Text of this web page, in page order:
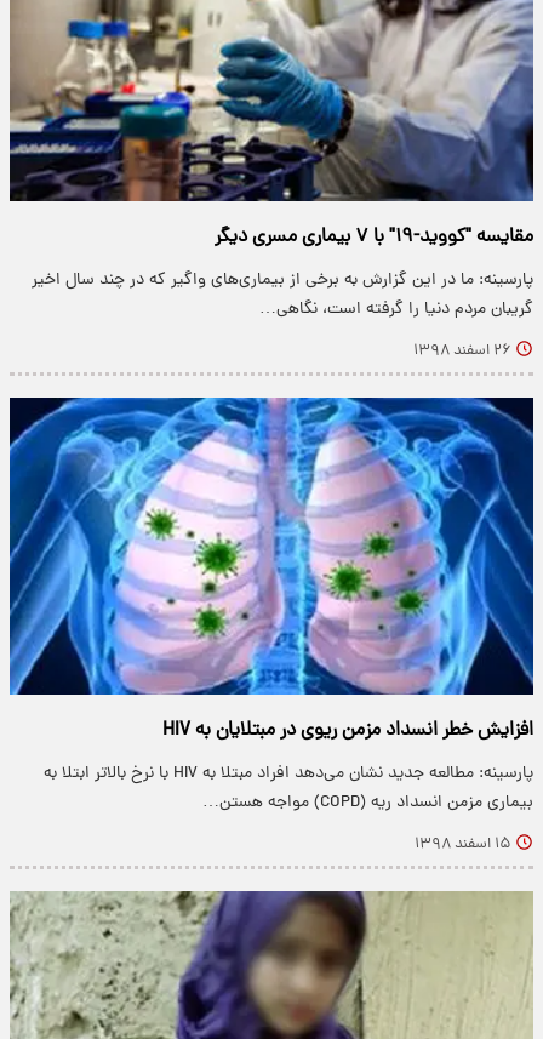
مقایسه "کووید-۱۹" با ۷ بیماری مسری دیگر
پارسینه: ما در این گزارش به برخی از بیماری‌های واگیر که در چند سال اخیر
گریبان مردم دنیا را گرفته است، نگاهی…
۲۶ اسفند ۱۳۹۸
افزایش خطر انسداد مزمن ریوی در مبتلایان به HIV
پارسینه: مطالعه جدید نشان می‌دهد افراد مبتلا به HIV با نرخ بالاتر ابتلا به
بیماری مزمن انسداد ریه (COPD) مواجه هستن…
۱۵ اسفند ۱۳۹۸